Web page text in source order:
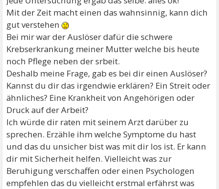
Mit der Zeit macht einen das wahnsinnig, kann dich
gut verstehen
Bei mir war der Auslöser dafür die schwere
Krebserkrankung meiner Mutter welche bis heute
noch Pflege neben der srbeit.
Deshalb meine Frage, gab es bei dir einen Auslöser?
Kannst du dir das irgendwie erklären? Ein Streit oder
ähnliches? Eine Krankheit von Angehörigen oder
Druck auf der Arbeit?
Ich würde dir raten mit seinem Arzt darüber zu
sprechen. Erzähle ihm welche Symptome du hast
und das du unsicher bist was mit dir los ist. Er kann
dir mit Sicherheit helfen. Vielleicht was zur
Beruhigung verschaffen oder einen Psychologen
empfehlen das du vielleicht erstmal erfährst was